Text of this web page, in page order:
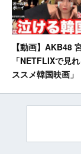
【動画】AKB48
「NETFLIXで見
ススメ韓国映画」